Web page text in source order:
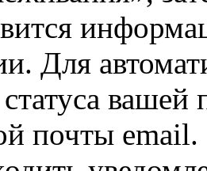
Для
почты